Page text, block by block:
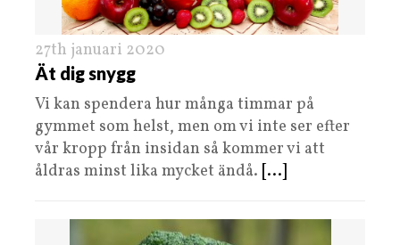
27th januari 2020
Ät dig snygg
Vi kan spendera hur många timmar på
gymmet som helst, men om vi inte ser efter
vår kropp från insidan så kommer vi att
åldras minst lika mycket ändå. [...]